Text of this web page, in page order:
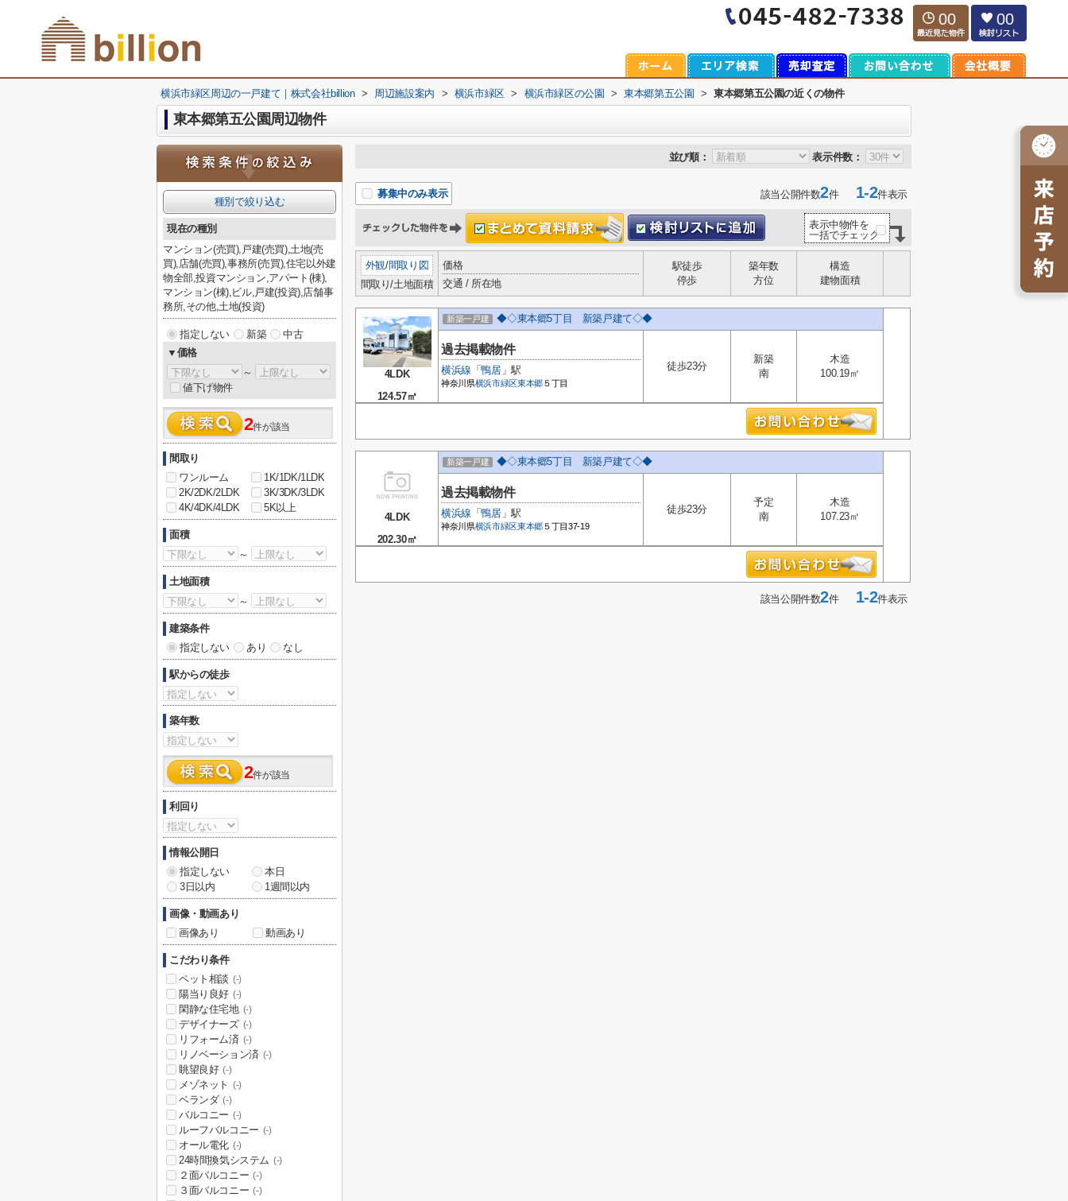
00 00
横浜市緑区周辺の一戸建て｜株式会社billion > 周辺施設案内 > 横浜市緑区 > 横浜市緑区の公園 > 東本郷第五公園 > 東本郷第五公園の近くの物件
東本郷第五公園周辺物件
並び順： 表示件数：
募集中のみ表示 該当公開件数2件1-2件表示
表示中物件を
一括でチェック
外観/間取り図
間取り/土地面積
価格
交通 / 所在地
駅徒歩
停歩
築年数
方位
構造
建物面積
4LDK
124.57㎡
新築一戸建 ◆◇東本郷5丁目 新築戸建て◇◆
過去掲載物件
横浜線 「鴨居」駅
神奈川県横浜市緑区東本郷５丁目
徒歩23分
新築
南
木造
100.19㎡
4LDK
202.30㎡
新築一戸建 ◆◇東本郷5丁目 新築戸建て◇◆
過去掲載物件
横浜線 「鴨居」駅
神奈川県横浜市緑区東本郷５丁目37-19
徒歩23分
予定
南
木造
107.23㎡
該当公開件数2件1-2件表示
種別で絞り込む
現在の種別
マンション(売買),戸建(売買),土地(売
買),店舗(売買),事務所(売買),住宅以外建
物全部,投資マンション,アパート(棟),
マンション(棟),ビル,戸建(投資),店舗事
務所,その他,土地(投資)
指定しない 新築
中古
▼価格
～
値下げ物件
2件が該当
間取り
ワンルーム
1K/1DK/1LDK
2K/2DK/2LDK
3K/3DK/3LDK
4K/4DK/4LDK
5K以上
面積
～
土地面積
～
建築条件
指定しない
あり なし
駅からの徒歩
築年数
2件が該当
利回り
情報公開日
指定しない
本日
3日以内
1週間以内
画像・動画あり
画像あり
動画あり
こだわり条件
ペット相談 (-)
陽当り良好 (-)
閑静な住宅地 (-)
デザイナーズ (-)
リフォーム済 (-)
リノベーション済 (-)
眺望良好 (-)
メゾネット (-)
ベランダ (-)
バルコニー (-)
ルーフバルコニー (-)
オール電化 (-)
24時間換気システム (-)
２面バルコニー (-)
３面バルコニー (-)